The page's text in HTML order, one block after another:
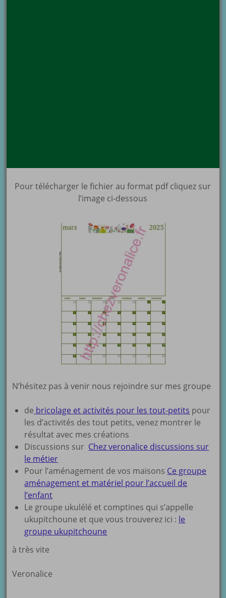
Pour télécharger le fichier au format pdf cliquez sur
l’image ci-dessous
N’hésitez pas à venir nous rejoindre sur mes groupe
de bricolage et activités pour les tout-petits pour
les d’activités des tout petits, venez montrer le
résultat avec mes créations
Discussions sur Chez veronalice discussions sur
le métier
Pour l’aménagement de vos maisons Ce groupe
aménagement et matériel pour l’accueil de
l’enfant
Le groupe ukulélé et comptines qui s’appelle
ukupitchoune et que vous trouverez ici : le
groupe ukupitchoune
à très vite
Veronalice